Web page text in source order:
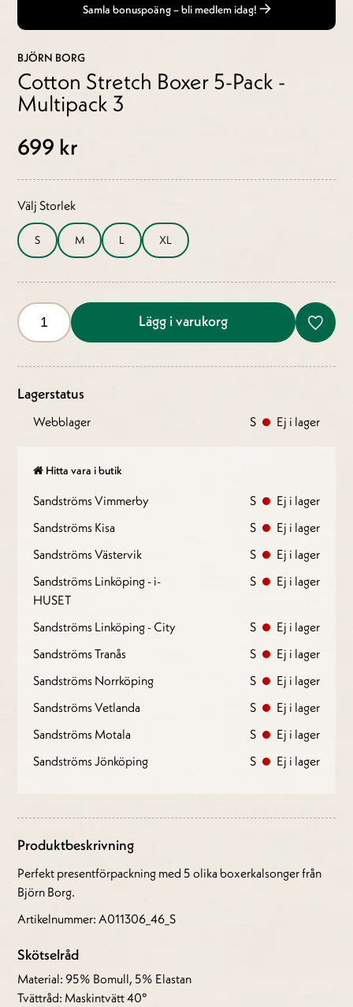
Samla bonuspoäng – bli medlem idag!
BJÖRN BORG
Cotton Stretch Boxer 5-Pack -
Multipack 3
699 kr
Välj Storlek
S M L XL
Lägg i varukorg
Lagerstatus
Webblager S Ej i lager
Hitta vara i butik
Sandströms Vimmerby S
Ej i lager
Sandströms Kisa
S
Ej i lager
Sandströms Västervik
S
Ej i lager
Sandströms Linköping - i-
HUSET
S Ej i lager
Sandströms Linköping - City S
Ej i lager
Sandströms Tranås
S
Ej i lager
Sandströms Norrköping
S
Ej i lager
Sandströms Vetlanda
S
Ej i lager
Sandströms Motala
S
Ej i lager
Sandströms Jönköping
S Ej i lager
Produktbeskrivning
Perfekt presentförpackning med 5 olika boxerkalsonger från
Björn Borg.
Artikelnummer: A011306_46_S
Skötselråd
Material: 95% Bomull, 5% Elastan
Tvättråd: Maskintvätt 40°